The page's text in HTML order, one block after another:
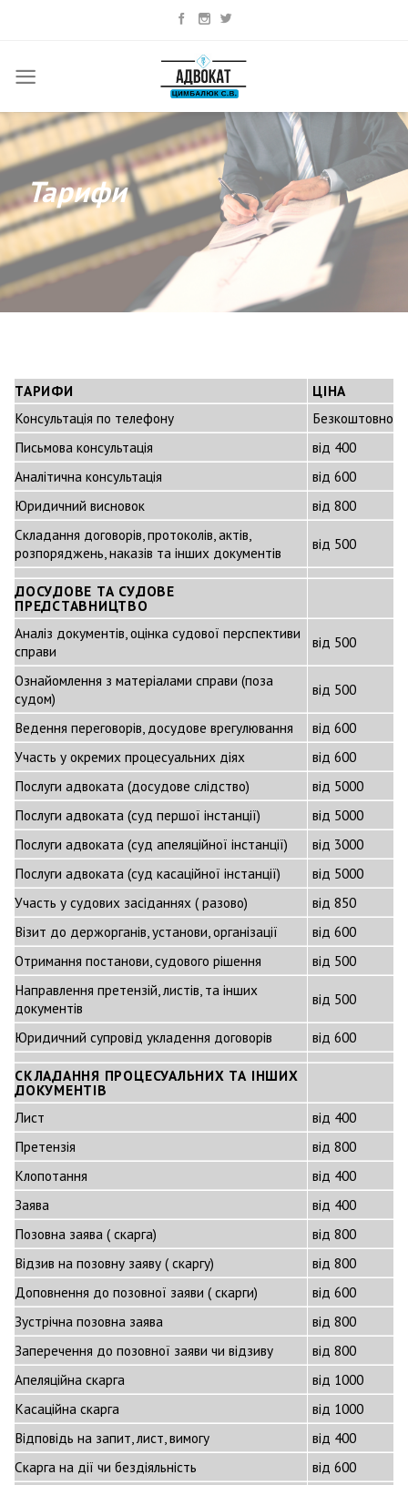
Тарифи
ТАРИФИ
ЦІНА
Консультація по телефону
Безкоштовно
Письмова консультація
від 400
Аналітична консультація
від 600
Юридичний висновок
від 800
Складання договорів, протоколів, актів,
розпоряджень, наказів та інших документів
від 500
ДОСУДОВЕ ТА СУДОВЕ
ПРЕДСТАВНИЦТВО
Аналіз документів, оцінка судової перспективи
справи
від 500
Ознайомлення з матеріалами справи (поза
судом)
від 500
Ведення переговорів, досудове врегулювання
від 600
Участь у окремих процесуальних діях
від 600
Послуги адвоката (досудове слідство)
від 5000
Послуги адвоката (суд першої інстанції)
від 5000
Послуги адвоката (суд апеляційної інстанції)
від 3000
Послуги адвоката (суд касаційної інстанції)
від 5000
Участь у судових засіданнях ( разово)
від 850
Візит до держорганів, установи, організації
від 600
Отримання постанови, судового рішення
від 500
Направлення претензій, листів, та інших
документів
від 500
Юридичний супровід укладення договорів від 600
СКЛАДАННЯ ПРОЦЕСУАЛЬНИХ ТА ІНШИХ
ДОКУМЕНТІВ
Лист
від 400
Претензія
від 800
Клопотання
від 400
Заява
від 400
Позовна заява ( скарга)
від 800
Відзив на позовну заяву ( скаргу)
від 800
Доповнення до позовної заяви ( скарги)
від 600
Зустрічна позовна заява
від 800
Заперечення до позовної заяви чи відзиву
від 800
Апеляційна скарга
від 1000
Касаційна скарга
від 1000
Відповідь на запит, лист, вимогу
від 400
Скарга на дії чи бездіяльність
від 600